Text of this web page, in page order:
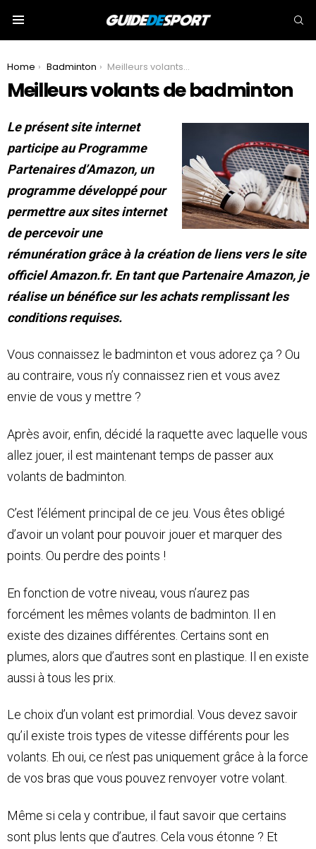
You are here:
Home Badminton Meilleurs volants de badminton
Meilleurs volants de badminton
Le présent site internet
participe au Programme
Partenaires d’Amazon, un
programme développé pour
permettre aux sites internet
de percevoir une
rémunération grâce à la création de liens vers le site
officiel Amazon.fr. En tant que Partenaire Amazon, je
réalise un bénéfice sur les achats remplissant les
conditions requises.
Vous connaissez le badminton et vous adorez ça ? Ou
au contraire, vous n’y connaissez rien et vous avez
envie de vous y mettre ?
Après avoir, enfin, décidé la raquette avec laquelle vous
allez jouer, il est maintenant temps de passer aux
volants de badminton.
C’est l’élément principal de ce jeu. Vous êtes obligé
d’avoir un volant pour pouvoir jouer et marquer des
points. Ou perdre des points !
En fonction de votre niveau, vous n’aurez pas
forcément les mêmes volants de badminton. Il en
existe des dizaines différentes. Certains sont en
plumes, alors que d’autres sont en plastique. Il en existe
aussi à tous les prix.
Le choix d’un volant est primordial. Vous devez savoir
qu’il existe trois types de vitesse différents pour les
volants. Eh oui, ce n’est pas uniquement grâce à la force
de vos bras que vous pouvez renvoyer votre volant.
Même si cela y contribue, il faut savoir que certains
sont plus lents que d’autres. Cela vous étonne ? Et